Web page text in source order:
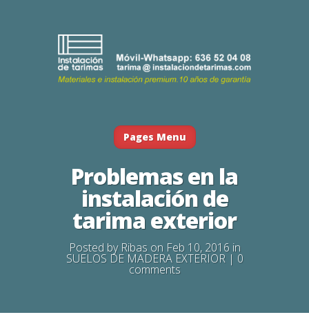
Pages Menu
Problemas en la
instalación de
tarima exterior
Posted by Ribason Feb 10, 2016 in
SUELOS DE MADERA EXTERIOR| 0
comments